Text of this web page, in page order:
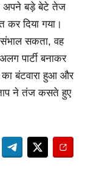
अपने बड़े बेटे तेज
कर दिया गया।
संभाल सकता, वह
पार्टी बनाकर
का बंटवारा हुआ और
ने तंज कसते हुए